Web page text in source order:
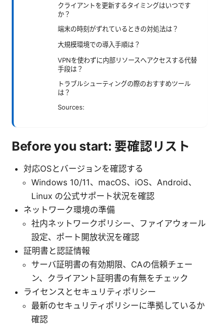
クライアントを更新するタイミングはいつです
か？
端末の時刻がずれているときの対処法は？
大規模環境での導入手順は？
VPNを使わずに内部リソースへアクセスする代替
手段は？
トラブルシューティングの際のおすすめツール
は？
Sources:
Before you start: 要確認リスト
対応OSとバージョンを確認する
Windows 10/11、macOS、iOS、Android、
Linux の公式サポート状況を確認
ネットワーク環境の準備
社内ネットワークポリシー、ファイアウォール
設定、ポート開放状況を確認
証明書と認証情報
サーバ証明書の有効期限、CAの信頼チェー
ン、クライアント証明書の有無をチェック
ライセンスとセキュリティポリシー
最新のセキュリティポリシーに準拠しているか
確認